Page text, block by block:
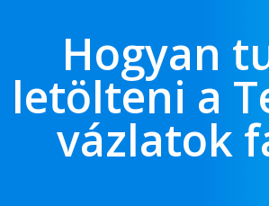
Hogyan
letölteni a
vázlatok